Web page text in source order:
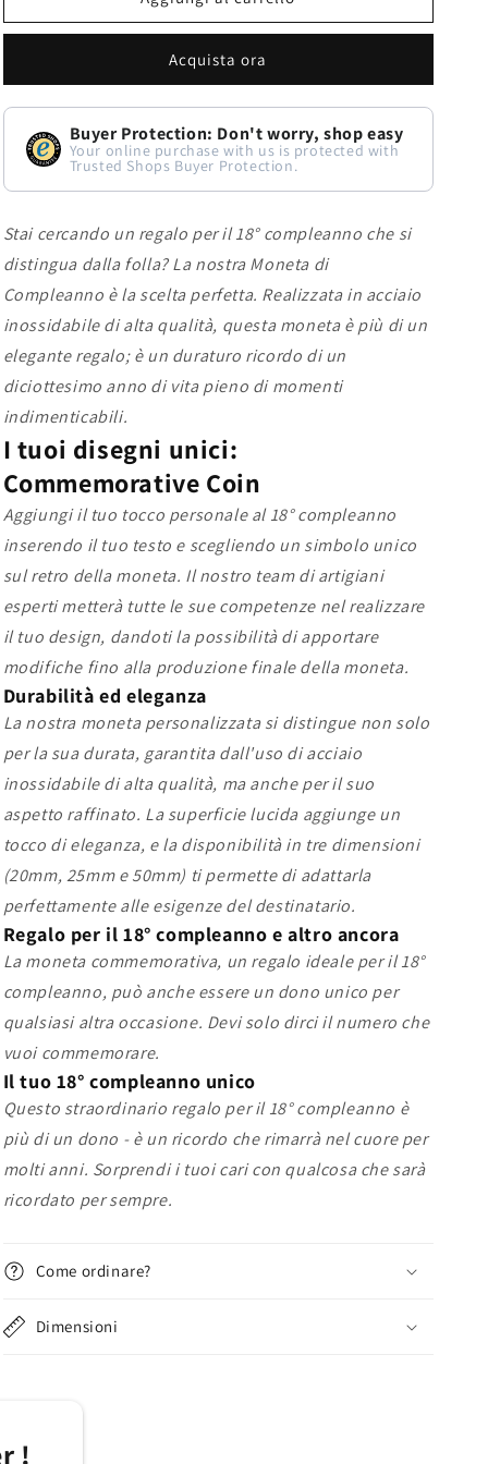
per
il
18th
Birthday
Gift
tuo
personalizzato
per
il
18°
18th
Birthday
Gift
Acquista ora
Buyer Protection: Don't worry, shop easy
Your online purchase with us is protected with
Trusted Shops Buyer Protection.
Stai cercando un regalo per il 18° compleanno che si
distingua dalla folla? La nostra Moneta di
Compleanno è la scelta perfetta. Realizzata in acciaio
inossidabile di alta qualità, questa moneta è più di un
elegante regalo; è un duraturo ricordo di un
diciottesimo anno di vita pieno di momenti
indimenticabili.
I tuoi disegni unici:
Commemorative Coin
Aggiungi il tuo tocco personale al 18° compleanno
inserendo il tuo testo e scegliendo un simbolo unico
sul retro della moneta. Il nostro team di artigiani
esperti metterà tutte le sue competenze nel realizzare
il tuo design, dandoti la possibilità di apportare
modifiche fino alla produzione finale della moneta.
Durabilità ed eleganza
La nostra moneta personalizzata si distingue non solo
per la sua durata, garantita dall'uso di acciaio
inossidabile di alta qualità, ma anche per il suo
aspetto raffinato. La superficie lucida aggiunge un
tocco di eleganza, e la disponibilità in tre dimensioni
(20mm, 25mm e 50mm) ti permette di adattarla
perfettamente alle esigenze del destinatario.
Regalo per il 18° compleanno e altro ancora
La moneta commemorativa, un regalo ideale per il 18°
compleanno, può anche essere un dono unico per
qualsiasi altra occasione. Devi solo dirci il numero che
vuoi commemorare.
Il tuo 18° compleanno unico
Questo straordinario regalo per il 18° compleanno è
più di un dono - è un ricordo che rimarrà nel cuore per
molti anni. Sorprendi i tuoi cari con qualcosa che sarà
ricordato per sempre.
Come ordinare?
Dimensioni
!